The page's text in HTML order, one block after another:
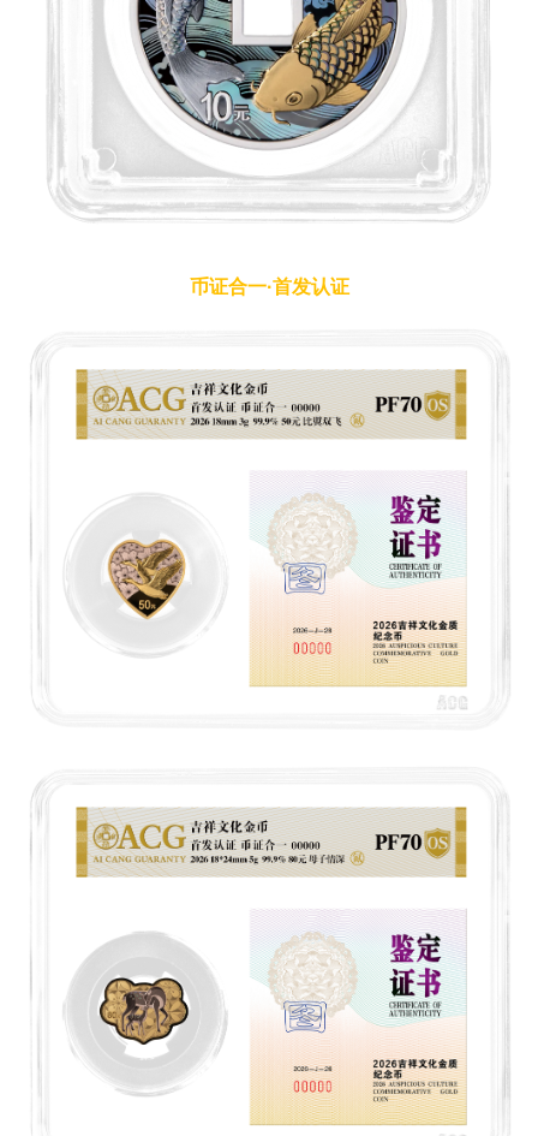
币证合一·首发认证